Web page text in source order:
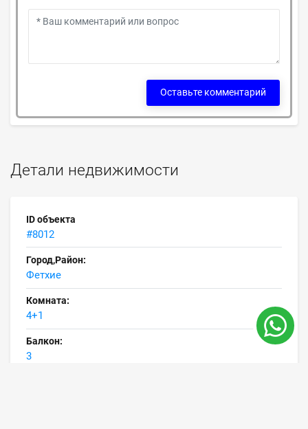
Детали недвижимости
ID объекта
#8012
Город,Район:
Фетхие
Комната:
4+1
Балкон:
3
Оставьте комментарий